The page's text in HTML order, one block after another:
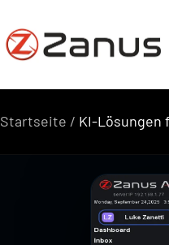
Inhalt
Zanus
AI
Startseite KI-Lösungen